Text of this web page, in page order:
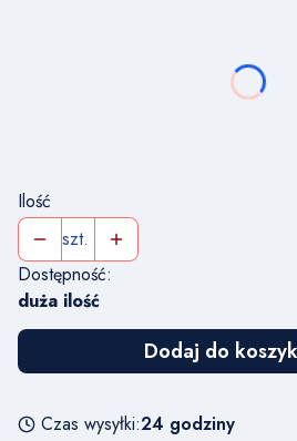
Ilość
szt.
Dostępność:
duża ilość
Dodaj do
Czas wysyłki:24 godziny